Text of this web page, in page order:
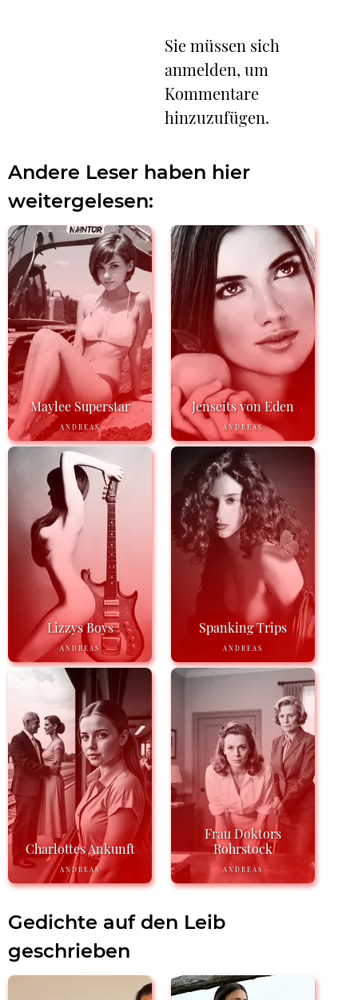
Sie müssen sich
anmelden, um
Kommentare
hinzuzufügen.
Andere Leser haben hier
weitergelesen:
Maylee Superstar
ANDREAS
Jenseits von Eden
ANDREAS
Lizzys Boys
ANDREAS
Spanking Trips
ANDREAS
Charlottes Ankunft
ANDREAS
Frau Doktors
Rohrstock
ANDREAS
Gedichte auf den Leib
geschrieben